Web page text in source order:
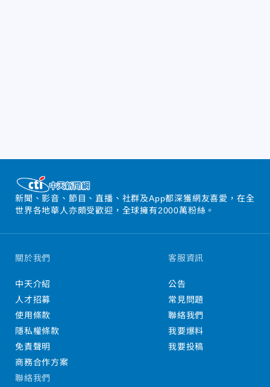
新聞、影音、節目、直播、社群及App都深獲網友喜愛，在全
世界各地華人亦頗受歡迎，全球擁有2000萬粉絲。
關於我們
中天介紹
人才招募
使用條款
隱私權條款
免責聲明
商務合作方案
客服資訊
公告
常見問題
聯絡我們
我要爆料
我要投稿
聯絡我們